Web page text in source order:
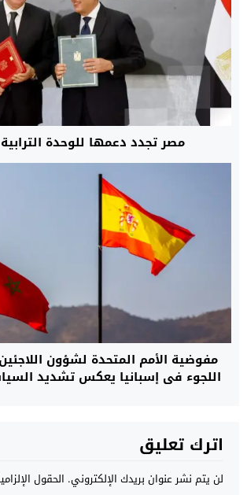
مصر تجدد دعمها للوحدة
اللجوء في إسبانيا يعكس تشديد
اترك تعليق
لن يتم نشر عنوان بريدك الإلكتروني. الحقول